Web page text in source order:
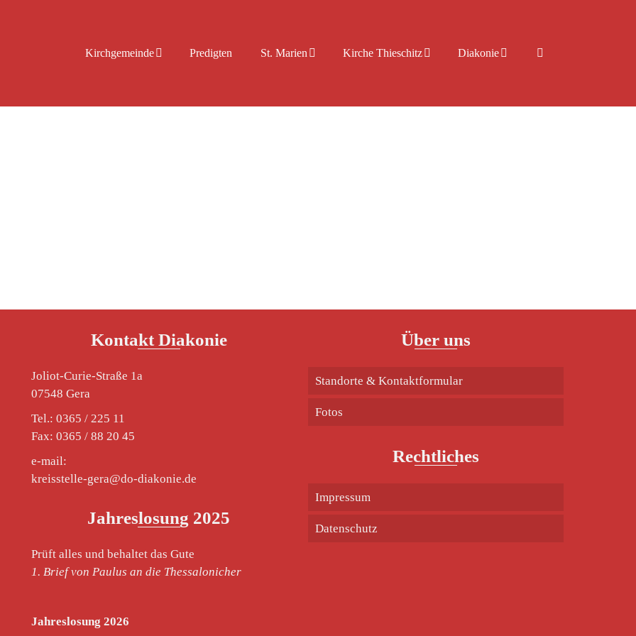
Kirchgemeinde Predigten St. Marien Kirche Thieschitz Diakonie
Kontakt Diakonie
Joliot-Curie-Straße 1a
07548 Gera
Tel.: 0365 / 225 11
Fax: 0365 / 88 20 45
e-mail:
kreisstelle-gera@do-diakonie.de
Jahreslosung 2025
Prüft alles und behaltet das Gute
1. Brief von Paulus an die Thessalonicher
Jahreslosung 2026
Über uns
Standorte & Kontaktformular
Fotos
Rechtliches
Impressum
Datenschutz